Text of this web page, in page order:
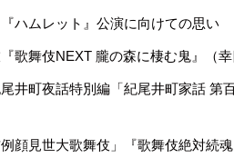
ハムレット』公演に向けての思い
歌舞伎NEXT 朧の森に棲む鬼』（
井町夜話特別編「紀尾井町家話 第
顔見世大歌舞伎」『歌舞伎絶対続